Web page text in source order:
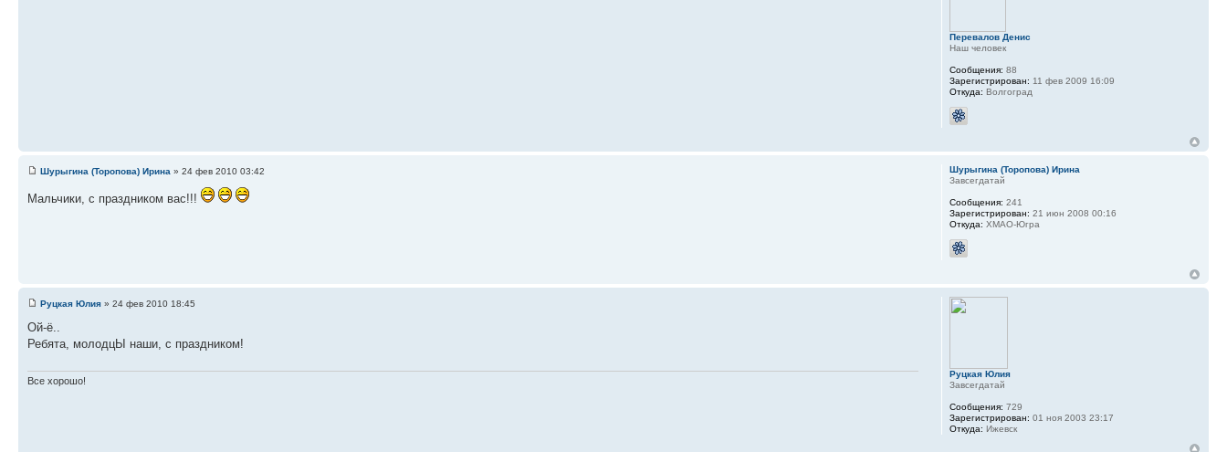
Перевалов Денис
Наш человек
Сообщения: 88
Зарегистрирован: 11 фев 2009 16:09
Откуда: Волгоград
Шурыгина (Торопова) Ирина » 24 фев 2010 03:42
Мальчики, с праздником вас!!!
Шурыгина (Торопова) Ирина
Завсегдатай
Сообщения: 241
Зарегистрирован: 21 июн 2008 00:16
Откуда: ХМАО-Югра
Руцкая Юлия » 24 фев 2010 18:45
Ой-ё..
Ребята, молодцЫ наши, с праздником!
Все хорошо!
Руцкая Юлия
Завсегдатай
Сообщения: 729
Зарегистрирован: 01 ноя 2003 23:17
Откуда: Ижевск